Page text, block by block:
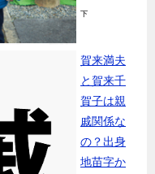
下
賀来満夫
と賀来千
賀子は親
戚関係な
の？出身
地苗字か